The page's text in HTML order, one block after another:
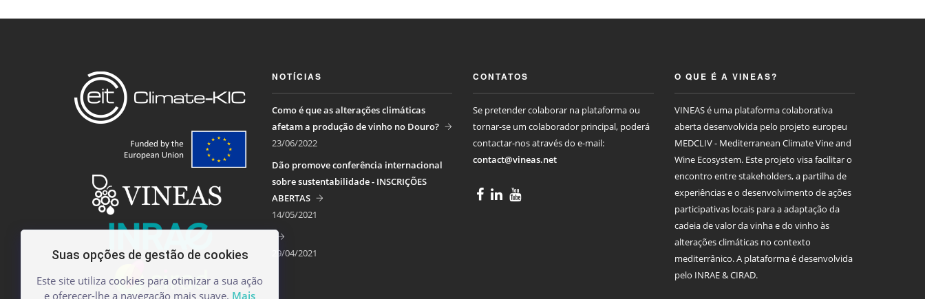
NOTÍCIAS
Como é que as alterações climáticas
afetam a produção de vinho no Douro?
23/06/2022
Dão promove conferência internacional
sobre sustentabilidade - INSCRIÇÕES
ABERTAS
14/05/2021
29/04/2021
CONTATOS
Se pretender colaborar na plataforma ou
tornar-se um colaborador principal, poderá
contactar-nos através do e-mail:
contact@vineas.net
O QUE É A VINEAS?
VINEAS é uma plataforma colaborativa
aberta desenvolvida pelo projeto europeu
MEDCLIV - Mediterranean Climate Vine and
Wine Ecosystem. Este projeto visa facilitar o
encontro entre stakeholders, a partilha de
experiências e o desenvolvimento de ações
participativas locais para a adaptação da
cadeia de valor da vinha e do vinho às
alterações climáticas no contexto
mediterrânico. A plataforma é desenvolvida
pelo INRAE & CIRAD.
Suas opções de gestão de cookies
Este site utiliza cookies para otimizar a sua ação
e oferecer-lhe a navegação mais suave. Mais